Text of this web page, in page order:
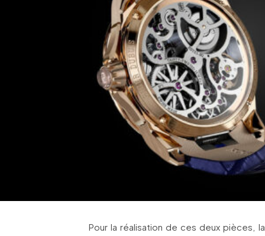
Pour la réalisation de ces deux pièces,